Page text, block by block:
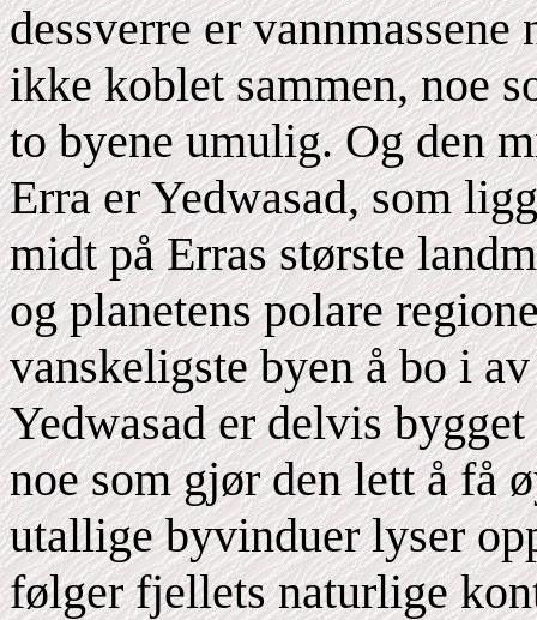
dessverre er
ikke koblet sammen, noe
to byene umulig. Og den
Erra er Yedwasad, som
midt på Erras største
og planetens polare
vanskeligste byen å bo i
Yedwasad er delvis
noe som gjør den lett å få
utallige byvinduer lyser
følger fjellets naturlige